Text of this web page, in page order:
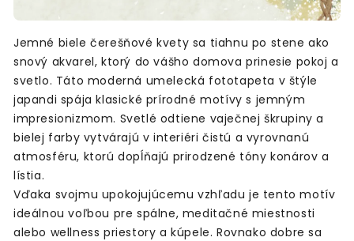
Jemné biele čerešňové kvety sa tiahnu po stene ako
snový akvarel, ktorý do vášho domova prinesie pokoj a
svetlo. Táto moderná umelecká fototapeta v štýle
japandi spája klasické prírodné motívy s jemným
impresionizmom. Svetlé odtiene vaječnej škrupiny a
bielej farby vytvárajú v interiéri čistú a vyrovnanú
atmosféru, ktorú dopĺňajú prirodzené tóny konárov a
lístia.
Vďaka svojmu upokojujúcemu vzhľadu je tento motív
ideálnou voľbou pre spálne, meditačné miestnosti
alebo wellness priestory a kúpele. Rovnako dobre sa